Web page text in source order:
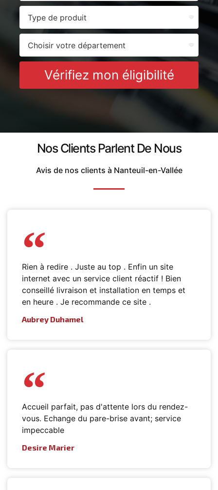
Vérifiez mon éligibilité
Nos Clients Parlent De Nous
Avis de nos clients à Nanteuil-en-Vallée
Rien à redire . Juste au top . Enfin un site
internet avec un service client réactif ! Bien
conseillé livraison et installation en temps et
en heure . Je recommande ce site .
Aubrey Duhamel
Accueil parfait, pas d'attente lors du rendez-
vous. Echange du pare-brise avant; service
impeccable
Desire Marier